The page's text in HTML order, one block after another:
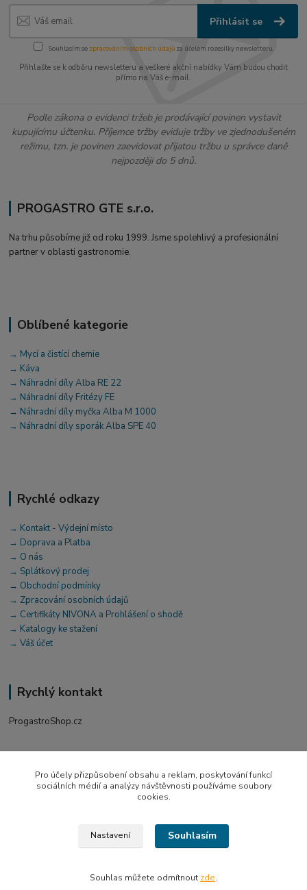
Přihlásit se
Souhlasím se zpracováním osobních údajůza účelem rozesílky newsletteru.
Přihlašte se k odběru newsletteru a veškeré akční nabídky Vám budou chodit
přímo na Váš e-mail.
Podle zákona o evidenci tržeb je prodávající povinen vystavit
kupujícímu účtenku. Příjemce tržby eviduje tržby ve zjednodušeném
režimu, tzn. je povinen zaevidovat přijatou tržbu u správce daně
nejpozději do 5 dnů.
PROGASTRO GTE s.r.o.
Na trhu působíme již od roku 1999. Jsme spolehlivý a profesionální
partner v oblasti gastronomie.
Oblíbené kategorie
→ Mycí a čistící chemie
→ Káva
→ Náhradní díly Alba RE 22
→ Náhradní díly Fritézy FE
→ Náhradní díly myčka Alba M 1000
→ Náhradní díly sporák Alba SPE 40
Rychlé odkazy
→ Kontakt - Výdejní místo
→ Doprava a Platba
→ O nás
→ Splátkový prodej
→ Obchodní podmínky
→ Zpracování osobních údajů
→ Certifikáty NIVONA a Prohlášení o shodě
→ Katalogy ke stažení
→ Váš účet
Rychlý kontakt
ProgastroShop.cz
+420 519 411 299
Po-Pá 7-16 hod
© 2026 PROGASTRO GTE s.r.o. | ProgastroShop.cz
Pro účely přizpůsobení obsahu a reklam, poskytování funkcí
sociálních médií a analýzy návštěvnosti používáme soubory
cookies.
Nastavení Souhlasím
Souhlas můžete odmítnout zde.